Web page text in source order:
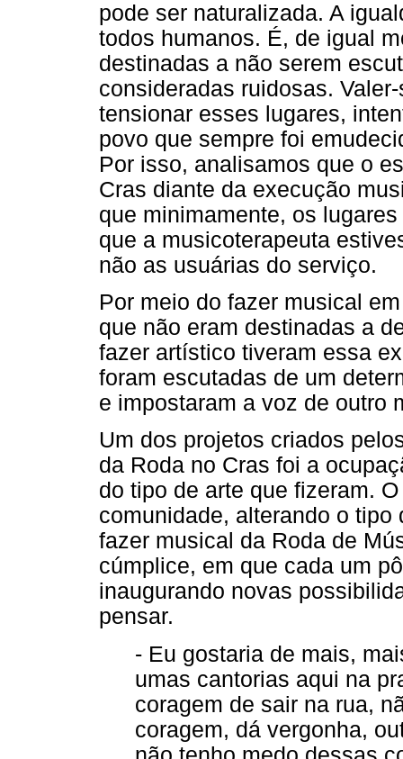
pode ser naturalizada. A
todos humanos. É, de igual
destinadas a não serem
consideradas ruidosas.
tensionar esses lugares,
povo que sempre foi
Por isso, analisamos que o
Cras diante da execução
que minimamente, os
que a musicoterapeuta
não as usuárias do serviço.
Por meio do fazer musical
que não eram destinadas a
fazer artístico tiveram essa
foram escutadas de um
e impostaram a voz de outro
Um dos projetos criados
da Roda no Cras foi a
do tipo de arte que fizeram.
comunidade, alterando o
fazer musical da Roda de
cúmplice, em que cada um
inaugurando novas
pensar.
- Eu gostaria de mais,
umas cantorias aqui na
coragem de sair na rua,
coragem, dá vergonha,